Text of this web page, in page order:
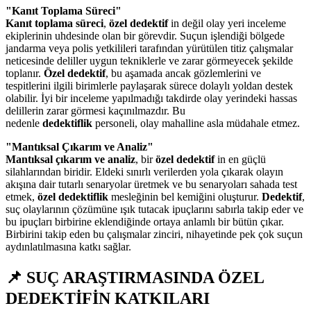
"Kanıt Toplama Süreci"
Kanıt toplama süreci, özel dedektifin değil olay yeri inceleme
ekiplerinin uhdesinde olan bir görevdir. Suçun işlendiği bölgede
jandarma veya polis yetkilileri tarafından yürütülen titiz çalışmalar
neticesinde deliller uygun tekniklerle ve zarar görmeyecek şekilde
toplanır. Özel dedektif, bu aşamada ancak gözlemlerini ve
tespitlerini ilgili birimlerle paylaşarak sürece dolaylı yoldan destek
olabilir. İyi bir inceleme yapılmadığı takdirde olay yerindeki hassas
delillerin zarar görmesi kaçınılmazdır. Bu
nedenle dedektiflik personeli, olay mahalline asla müdahale etmez.
"Mantıksal Çıkarım ve Analiz"
Mantıksal çıkarım ve analiz, birözel dedektifin en güçlü
silahlarından biridir. Eldeki sınırlı verilerden yola çıkarak olayın
akışına dair tutarlı senaryolar üretmek ve bu senaryoları sahada test
etmek, özel dedektiflik mesleğinin bel kemiğini oluşturur. Dedektif,
suç olaylarının çözümüne ışık tutacak ipuçlarını sabırla takip eder ve
bu ipuçları birbirine eklendiğinde ortaya anlamlı bir bütün çıkar.
Birbirini takip eden bu çalışmalar zinciri, nihayetinde pek çok suçun
aydınlatılmasına katkı sağlar.
📌 SUÇ ARAŞTIRMASINDA ÖZEL
DEDEKTİFİN KATKILARI